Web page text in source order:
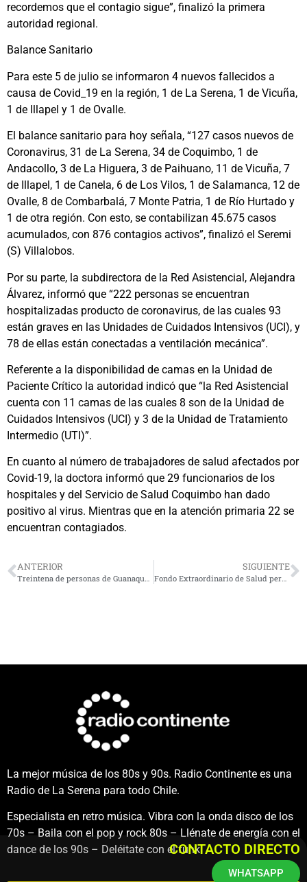
recordemos que el contagio sigue”, finalizó la primera
autoridad regional.
Balance Sanitario
Para este 5 de julio se informaron 4 nuevos fallecidos a
causa de Covid_19 en la región, 1 de La Serena, 1 de Vicuña,
1 de Illapel y 1 de Ovalle.
El balance sanitario para hoy señala, “127 casos nuevos de
Coronavirus, 31 de La Serena, 34 de Coquimbo, 1 de
Andacollo, 3 de La Higuera, 3 de Paihuano, 11 de Vicuña, 7
de Illapel, 1 de Canela, 6 de Los Vilos, 1 de Salamanca, 12 de
Ovalle, 8 de Combarbalá, 7 Monte Patria, 1 de Río Hurtado y
1 de otra región. Con esto, se contabilizan 45.675 casos
acumulados, con 876 contagios activos”, finalizó el Seremi
(S) Villalobos.
Por su parte, la subdirectora de la Red Asistencial, Alejandra
Álvarez, informó que “222 personas se encuentran
hospitalizadas producto de coronavirus, de las cuales 93
están graves en las Unidades de Cuidados Intensivos (UCI), y
78 de ellas están conectadas a ventilación mecánica”.
Referente a la disponibilidad de camas en la Unidad de
Paciente Crítico la autoridad indicó que “la Red Asistencial
cuenta con 11 camas de las cuales 8 son de la Unidad de
Cuidados Intensivos (UCI) y 3 de la Unidad de Tratamiento
Intermedio (UTI)”.
En cuanto al número de trabajadores de salud afectados por
Covid-19, la doctora informó que 29 funcionarios de los
hospitales y del Servicio de Salud Coquimbo han dado
positivo al virus. Mientras que en la atención primaria 22 se
encuentran contagiados.
ANTERIOR SIGUIENTE
Fondo Extraordinario de Salud permitirá reforzar la Red Hospitalaria
La mejor música de los 80s y 90s. Radio Continente es una
Radio de La Serena para todo Chile.
Especialista en retro música. Vibra con la onda disco de los
70s – Baila con el pop y rock 80s – Llénate de energía con el
dance de los 90s – Deléitate con el funk.CONTACTO DIRECTO
WHATSAPP